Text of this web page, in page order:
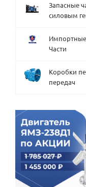
Запасные
силовым
Части
Коробки
передач